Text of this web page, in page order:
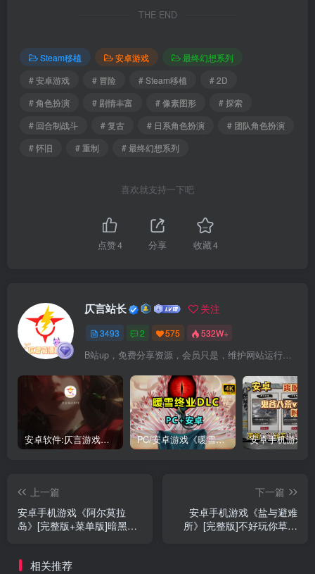
THE END
Steam移植 安卓游戏
最终幻想系列
# 安卓游戏
# 冒险 # Steam移植
# 2D
# 角色扮演
# 剧情丰富 # 像素图形
# 探索
# 回合制战斗
# 复古 # 日系角色扮演
# 团队角色扮演
# 怀旧
# 重制 # 最终幻想系列
喜欢就支持一下吧
点赞4 分享 收藏4
仄言站长 关注
3493 2 575 532W+
B站up，免费分享资源，会员只是，维护网站运行，会员权利为可以支持本地下载，更多内容，敬请期待！
安卓软件:仄言游戏库4.0APP全新上架了！没有下的赶紧下载呀！ PC/安卓游戏《暖雪最新v3.1.0.1》终业DLC整合版！
上一篇
安卓手机游戏《阿尔莫拉
岛》[完整版+菜单版]暗黑破
下一篇
安卓手机游戏《盐与避难
所》[完整版]不好玩你草饲
相关推荐